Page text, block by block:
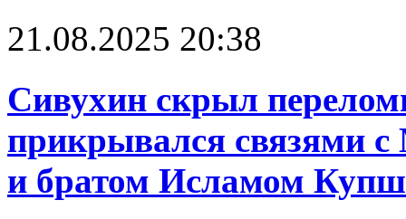
21.08.2025 20:38
Сивухин скрыл
прикрывался связями
и братом Исламом